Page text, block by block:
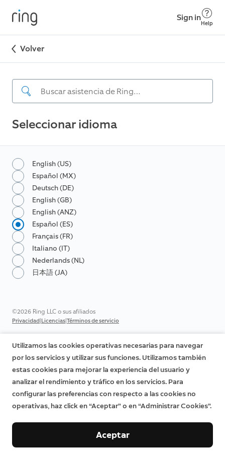
Sign in
Help
Volver
Seleccionar idioma
English (US)
Español (MX)
Deutsch (DE)
English (GB)
English (ANZ)
Español (ES)
Français (FR)
Italiano (IT)
Nederlands (NL)
日本語 (JA)
©2026 Ring LLC o sus afiliados
Privacidad|Licencias|Términos de servicio
Utilizamos las cookies operativas necesarias para navegar
por los servicios y utilizar sus funciones. Utilizamos también
estas cookies para mejorar la experiencia del usuario y
analizar el rendimiento y tráfico en los servicios. Para
configurar las preferencias con respecto a las cookies no
operativas, haz click en “Aceptar” o en “Administrar Cookies”.
Aceptar